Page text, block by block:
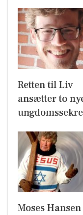
Retten til Liv
ansætter to
Moses